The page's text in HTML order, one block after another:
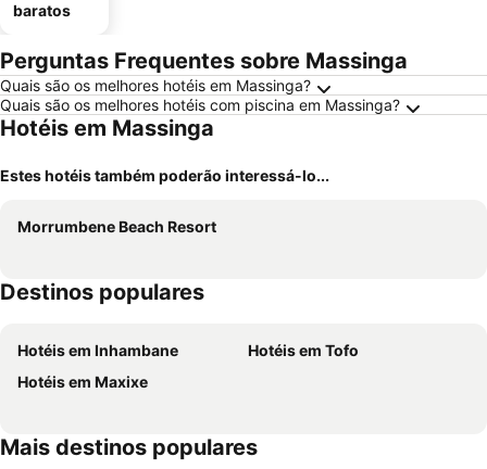
baratos
Perguntas Frequentes sobre Massinga
Quais são os melhores hotéis em Massinga?
Quais são os melhores hotéis com piscina em Massinga?
Hotéis em Massinga
Estes hotéis também poderão interessá-lo...
Morrumbene Beach Resort
Destinos populares
Hotéis em Inhambane
Hotéis em Tofo
Hotéis em Maxixe
Mais destinos populares